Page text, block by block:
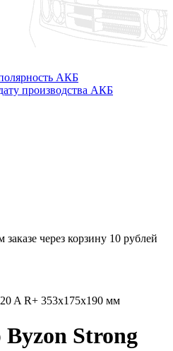
АКБ
производства АКБ
через корзину 10 рублей
A R+ 353x175x190 мм
Strong